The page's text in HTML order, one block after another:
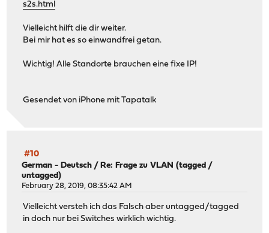
s2s.html
Vielleicht hilft die dir weiter.
Bei mir hat es so einwandfrei getan.
Wichtig! Alle Standorte brauchen eine fixe IP!
Gesendet von iPhone mit Tapatalk
#10
German - Deutsch /Re: Frage zu VLAN (tagged /
untagged)
February 28, 2019, 08:35:42 AM
Vielleicht versteh ich das Falsch aber untagged/tagged
in doch nur bei Switches wirklich wichtig.